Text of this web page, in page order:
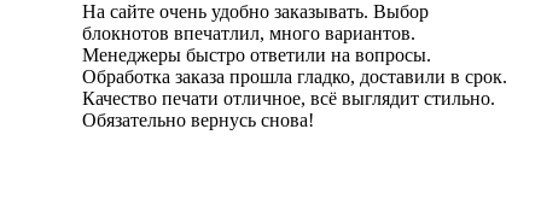
На сайте очень удобно заказывать. Выбор
блокнотов впечатлил, много вариантов.
Менеджеры быстро ответили на вопросы.
Обработка заказа прошла гладко, доставили в срок.
Качество печати отличное, всё выглядит стильно.
Обязательно вернусь снова!